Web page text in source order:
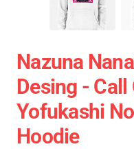
Nazuna
Desing -
Yofukashi
Hoodie